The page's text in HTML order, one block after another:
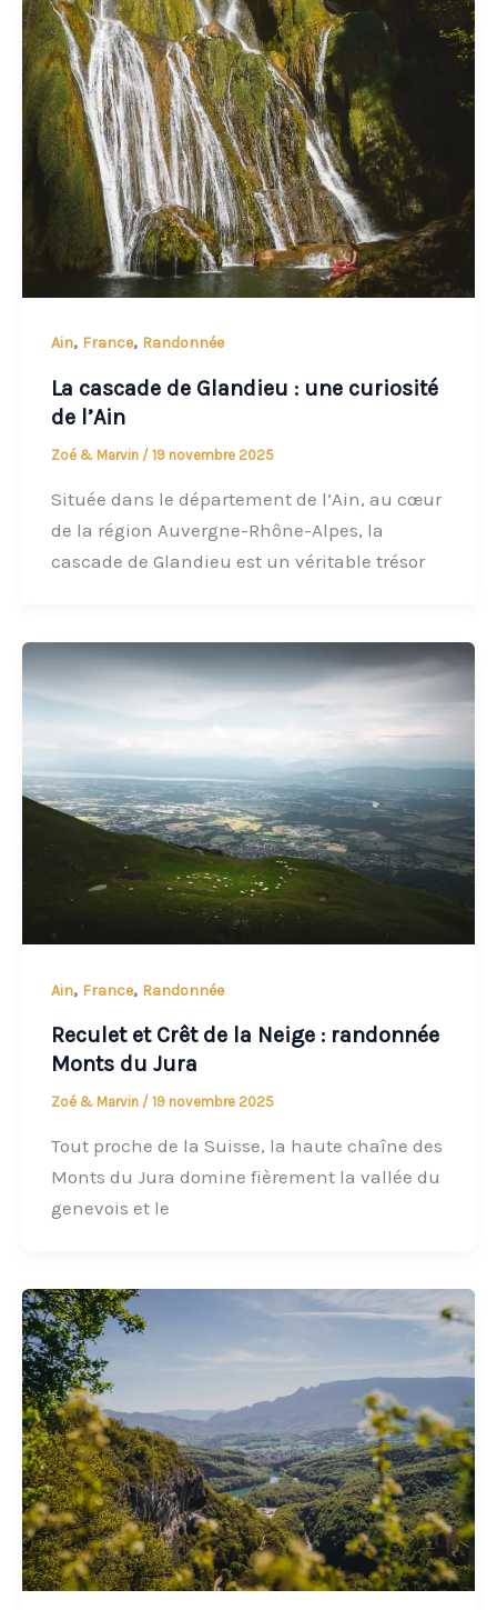
Ain, France, Randonnée
La cascade de Glandieu : une curiosité
de l’Ain
Zoé & Marvin / 19 novembre 2025
Située dans le département de l’Ain, au cœur
de la région Auvergne-Rhône-Alpes, la
cascade de Glandieu est un véritable trésor
Ain, France, Randonnée
Reculet et Crêt de la Neige : randonnée
Monts du Jura
Zoé & Marvin / 19 novembre 2025
Tout proche de la Suisse, la haute chaîne des
Monts du Jura domine fièrement la vallée du
genevois et le